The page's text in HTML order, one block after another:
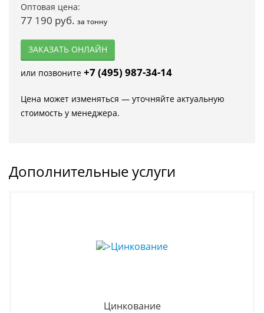
Оптовая цена:
77 190 руб. за тонну
ЗАКАЗАТЬ ОНЛАЙН
или позвоните +7 (495) 987-34-14
Цена может изменяться — уточняйте актуальную
стоимость у менеджера.
Дополнительные услуги
Цинкование